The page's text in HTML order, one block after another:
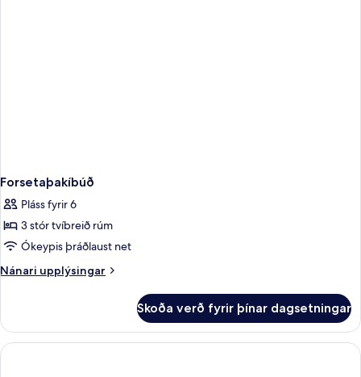
Forsetaþakíbúð
Pláss fyrir 6
3 stór tvíbreið rúm
Ókeypis þráðlaust net
Nánari upplýsingar
Nánari
Skoða verð fyrir þínar dagsetningar